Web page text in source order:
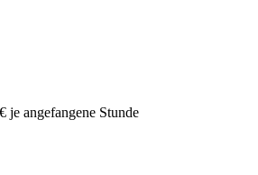
je angefangene Stunde